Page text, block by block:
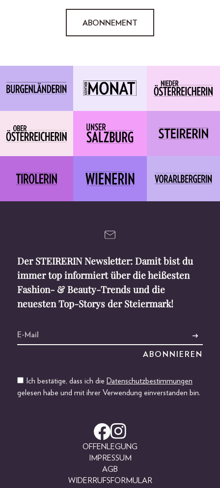
ABONNEMENT
Der STEIRERIN Newsletter: Damit bist du
immer top informiert über die heißesten
Fashion- & Beauty-Trends und die
neuesten Top-Storys der Steiermark!
Ich bestätige, dass ich die Datenschutzbestimmungen
gelesen habe und mit ihrer Verwendung einverstanden bin.
OFFENLEGUNG
IMPRESSUM
AGB
WIDERRUFSFORMULAR